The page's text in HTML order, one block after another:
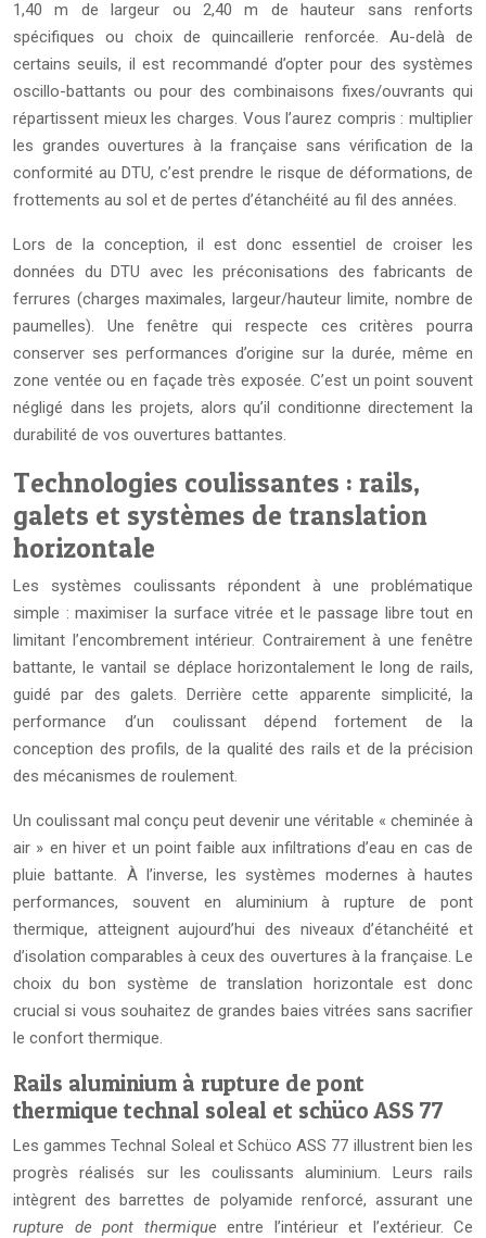
1,40 m de largeur ou 2,40 m de hauteur sans renforts
spécifiques ou choix de quincaillerie renforcée. Au-delà de
certains seuils, il est recommandé d’opter pour des systèmes
oscillo-battants ou pour des combinaisons fixes/ouvrants qui
répartissent mieux les charges. Vous l’aurez compris : multiplier
les grandes ouvertures à la française sans vérification de la
conformité au DTU, c’est prendre le risque de déformations, de
frottements au sol et de pertes d’étanchéité au fil des années.
Lors de la conception, il est donc essentiel de croiser les
données du DTU avec les préconisations des fabricants de
ferrures (charges maximales, largeur/hauteur limite, nombre de
paumelles). Une fenêtre qui respecte ces critères pourra
conserver ses performances d’origine sur la durée, même en
zone ventée ou en façade très exposée. C’est un point souvent
négligé dans les projets, alors qu’il conditionne directement la
durabilité de vos ouvertures battantes.
Technologies coulissantes : rails,
galets et systèmes de translation
horizontale
Les systèmes coulissants répondent à une problématique
simple : maximiser la surface vitrée et le passage libre tout en
limitant l’encombrement intérieur. Contrairement à une fenêtre
battante, le vantail se déplace horizontalement le long de rails,
guidé par des galets. Derrière cette apparente simplicité, la
performance d’un coulissant dépend fortement de la
conception des profils, de la qualité des rails et de la précision
des mécanismes de roulement.
Un coulissant mal conçu peut devenir une véritable « cheminée à
air » en hiver et un point faible aux infiltrations d’eau en cas de
pluie battante. À l’inverse, les systèmes modernes à hautes
performances, souvent en aluminium à rupture de pont
thermique, atteignent aujourd’hui des niveaux d’étanchéité et
d’isolation comparables à ceux des ouvertures à la française. Le
choix du bon système de translation horizontale est donc
crucial si vous souhaitez de grandes baies vitrées sans sacrifier
le confort thermique.
Rails aluminium à rupture de pont
thermique technal soleal et schüco ASS 77
Les gammes Technal Soleal et Schüco ASS 77 illustrent bien les
progrès réalisés sur les coulissants aluminium. Leurs rails
intègrent des barrettes de polyamide renforcé, assurant une
rupture de pont thermique entre l’intérieur et l’extérieur. Ce